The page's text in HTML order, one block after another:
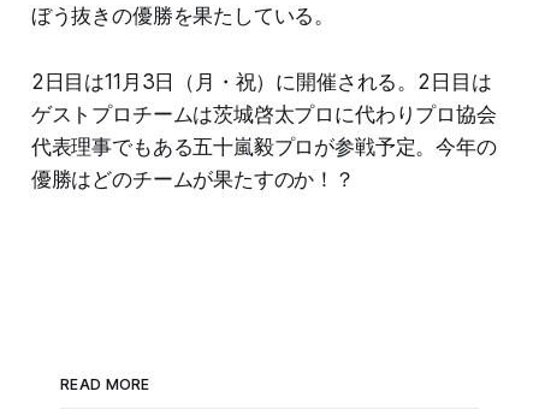
ぼう抜きの優勝を果たしている。
2日目は11月3日（月・祝）に開催される。2日目は
ゲストプロチームは茨城啓太プロに代わりプロ協会
代表理事でもある五十嵐毅プロが参戦予定。今年の
優勝はどのチームが果たすのか！？
READ MORE